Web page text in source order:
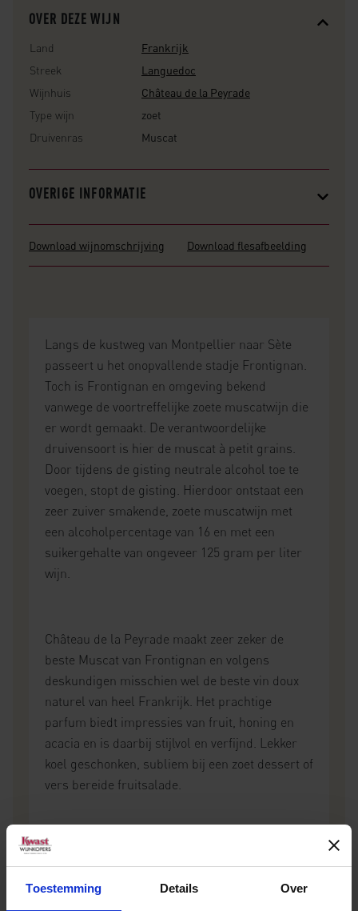
Toestemming Details Over
OVER DEZE WIJN
Land
Frankrijk
Streek
Languedoc
Wijnhuis
Château de la Peyrade
Type wijn
zoet
Druivenras
Muscat
OVERIGE INFORMATIE
Download wijnomschrijving Download flesafbeelding
Langs de kustweg van Montpellier naar Sète
passeert u het onopvallende stadje Frontignan.
Toch is Frontignan en omgeving bekend
vanwege de voortreffelijke zoete muscatwijn die
er wordt gemaakt. De verantwoordelijke
druivensoort is hier de muscat à petit grains.
Door tijdens de gisting neutrale alcohol toe te
voegen, stopt de gisting. Hierdoor ontstaat een
zeer zuiver smakende, zoete muscatwijn met
een alcoholpercentage van 16 en met een
suikergehalte van ongeveer 125 gram per liter
wijn.
Château de la Peyrade maakt zeer zeker de
beste Muscat van Frontignan en volgens
deskundigen misschien wel de beste vin doux
naturel van heel Frankrijk. Het prachtige
parfum biedt impressies van fruit, honing en
acacia en is daarbij stijlvol en verfijnd. Lekker
koel geschonken, subliem bij een zoet dessert of
vers bereide fruitsalade.